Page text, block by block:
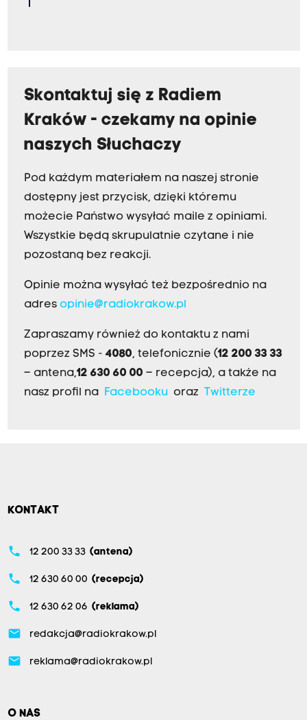
Skontaktuj się z Radiem
Kraków - czekamy na opinie
naszych Słuchaczy
Pod każdym materiałem na naszej stronie
dostępny jest przycisk, dzięki któremu
możecie Państwo wysyłać maile z opiniami.
Wszystkie będą skrupulatnie czytane i nie
pozostaną bez reakcji.
Opinie można wysyłać też bezpośrednio na
adres opinie@radiokrakow.pl
Zapraszamy również do kontaktu z nami
poprzez SMS - 4080, telefonicznie (12 200 33 33
– antena,12 630 60 00 – recepcja), a także na
nasz profil na Facebookuoraz Twitterze
KONTAKT
phone 12 200 33 33 (antena)
phone 12 630 60 00 (recepcja)
phone 12 630 62 06 (reklama)
email redakcja@radiokrakow.pl
email reklama@radiokrakow.pl
O NAS